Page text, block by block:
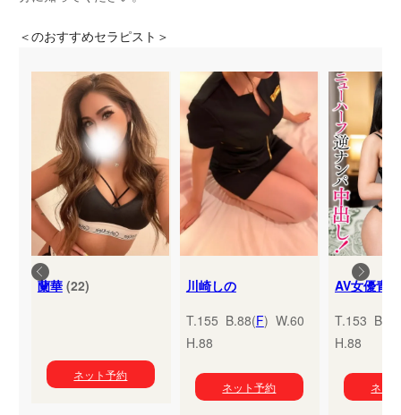
＜のおすすめセラピスト＞
蘭華(22)
ネット予約
川崎しの
T.155 B.88(F) W.60
H.88
ネット予約
T.153
H.88
ネッ